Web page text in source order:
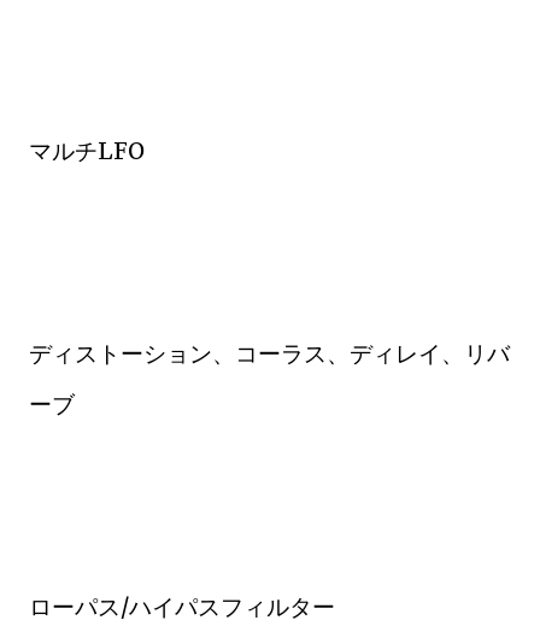
マルチLFO
ディストーション、コーラス、ディレイ、リバ
ーブ
ローパス/ハイパスフィルター